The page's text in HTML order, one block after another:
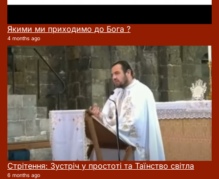
Якими ми приходимо до Бога ?
4 months ago
Стрітення: Зустріч у простоті та Таїнство світла
6 months ago